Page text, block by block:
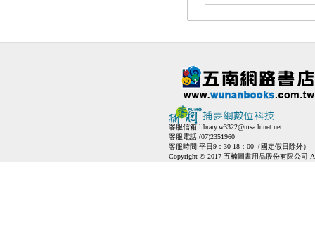
客服信箱:library.w3322@msa.hinet.net
客服電話:(07)2351960
客服時間:平日9：30-18：00（國定假日除外）
Copyright © 2017 五楠圖書用品股份有限公司